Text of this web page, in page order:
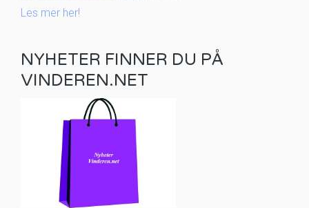
Les mer her!
NYHETER FINNER DU PÅ
VINDEREN.NET